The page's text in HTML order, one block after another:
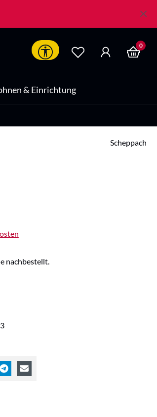
Werkzeugleiste anzeigen
0
& Einrichtung
Scheppach
nachbestellt.